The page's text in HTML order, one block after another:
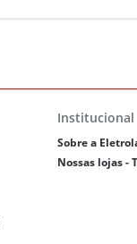
Institucional
Sobre a
Nossas lojas -